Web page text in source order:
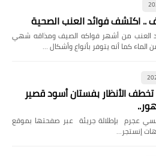
.. اكتشف فوائد العنب الصحية
العنب من أشهر فواكه الصيف ومذاقه شهي
كما أنه يتوفر بأنواع وأشكال …
الأنظار بفستان أسود قصير
عجرم بإطلالة جريئة عبر صفحتها بموقع
إنستجر…